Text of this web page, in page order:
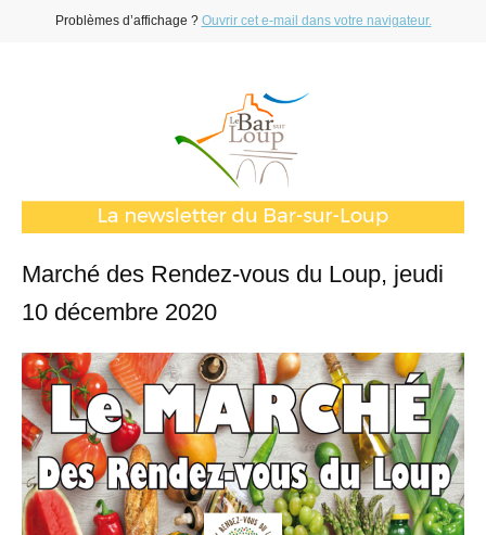
Problèmes d’affichage ? Ouvrir cet e-mail dans votre navigateur.
Marché des Rendez-vous du Loup, jeudi
10 décembre 2020